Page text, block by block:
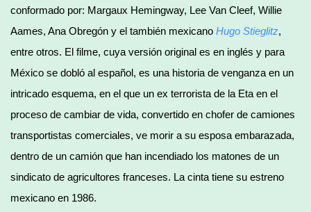
conformado por: Margaux Hemingway, Lee Van Cleef, Willie
Aames, Ana Obregón y el también mexicano Hugo Stieglitz,
entre otros. El filme, cuya versión original es en inglés y para
México se dobló al español, es una historia de venganza en un
intricado esquema, en el que un ex terrorista de la Eta en el
proceso de cambiar de vida, convertido en chofer de camiones
transportistas comerciales, ve morir a su esposa embarazada,
dentro de un camión que han incendiado los matones de un
sindicato de agricultores franceses. La cinta tiene su estreno
mexicano en 1986.